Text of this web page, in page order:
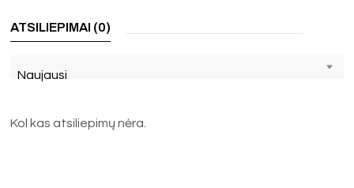
ATSILIEPIMAI (0)
Naujausi
Kol kas atsiliepimų nėra.